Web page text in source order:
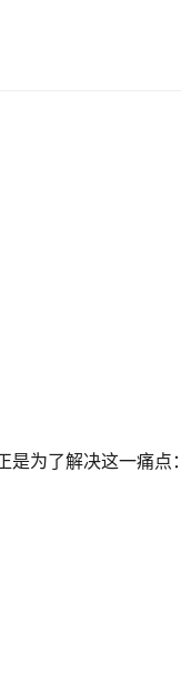
为了解决这一痛点：